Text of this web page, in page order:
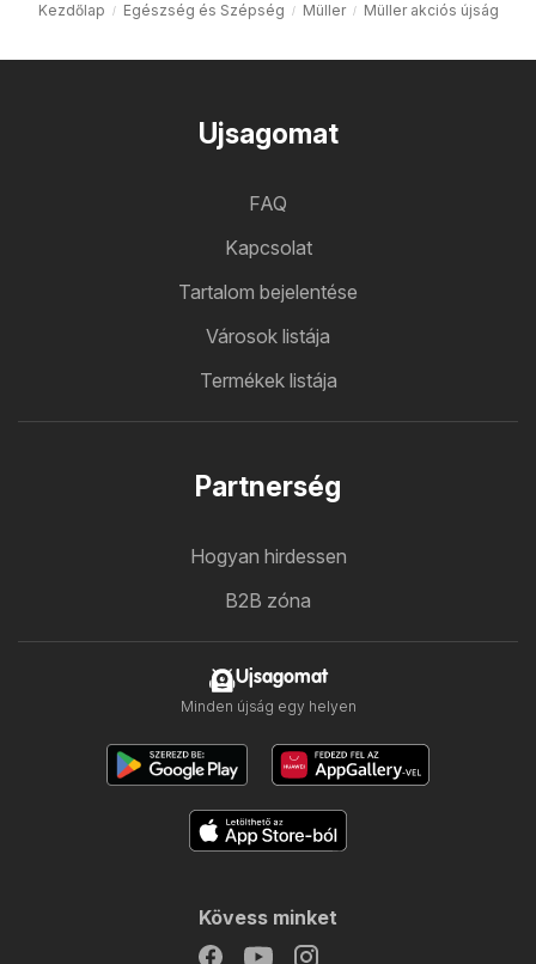
Kezdőlap Egészség és Szépség Müller Müller akciós újság
Ujsagomat
FAQ
Kapcsolat
Tartalom bejelentése
Városok listája
Termékek listája
Partnerség
Hogyan hirdessen
B2B zóna
Ujsagomat
Minden újság egy helyen
Kövess minket